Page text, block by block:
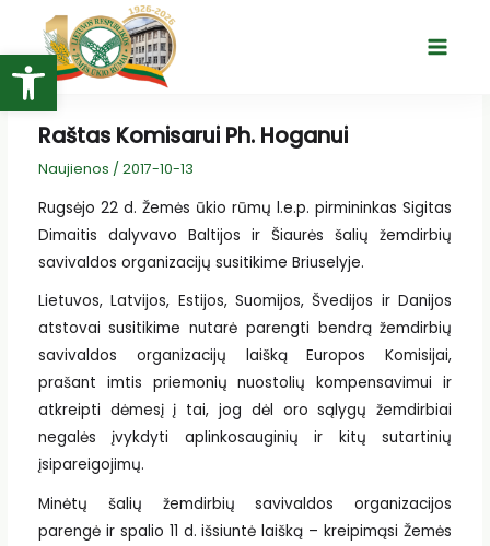
Open toolbar
turinio
Main
Raštas Komisarui Ph. Hoganui
Naujienos / 2017-10-13
Rugsėjo 22 d. Žemės ūkio rūmų l.e.p. pirmininkas Sigitas
Dimaitis dalyvavo Baltijos ir Šiaurės šalių žemdirbių
savivaldos organizacijų susitikime Briuselyje.
Lietuvos, Latvijos, Estijos, Suomijos, Švedijos ir Danijos
atstovai susitikime nutarė parengti bendrą žemdirbių
savivaldos organizacijų laišką Europos Komisijai,
prašant imtis priemonių nuostolių kompensavimui ir
atkreipti dėmesį į tai, jog dėl oro sąlygų žemdirbiai
negalės įvykdyti aplinkosauginių ir kitų sutartinių
įsipareigojimų.
Minėtų šalių žemdirbių savivaldos organizacijos
parengė ir spalio 11 d. išsiuntė laišką – kreipimąsi Žemės